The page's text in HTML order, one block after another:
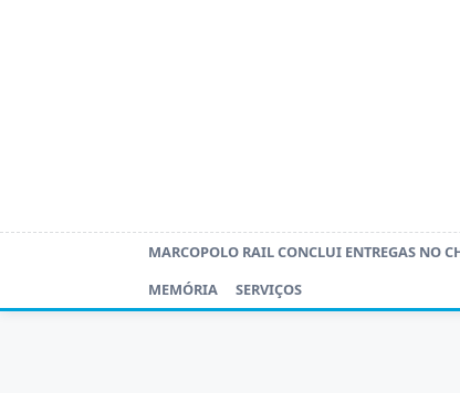
MARCOPOLO RAIL CONCLUI ENTREGAS NO
MEMÓRIA
SERVIÇOS